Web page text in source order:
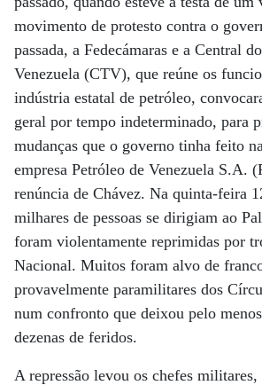
movimento de protesto contra o
passada, a Fedecámaras e a Central
Venezuela (CTV), que reúne os
indústria estatal de petróleo,
geral por tempo indeterminado, para
mudanças que o governo tinha feito
empresa Petróleo de Venezuela S.A.
renúncia de Chávez. Na quinta-feira
milhares de pessoas se dirigiam ao
foram violentamente reprimidas por
Nacional. Muitos foram alvo de
provavelmente paramilitares dos
num confronto que deixou pelo
dezenas de feridos.
A repressão levou os chefes militares,